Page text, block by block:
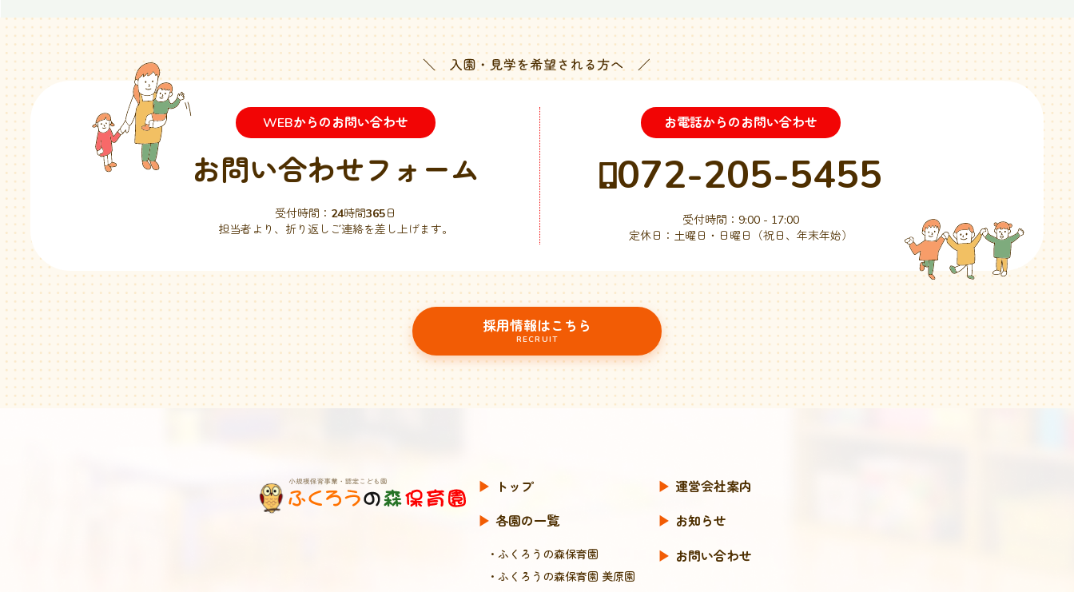
WEBからのお問い合わせ
お問い合わせフォーム
受付時間： 24時間365日
担当者より、折り返しご連絡を差し上げます。
お電話からのお問い合わせ
072-205-5455
受付時間：9:00 - 17:00
定休日：土曜日・日曜日（祝日、年末年始）
採用情報はこちら
RECRUIT
▶︎
トップ
▶︎ 各園の一覧
・ふくろうの森保育園
・ふくろうの森保育園 美原園
▶︎ 運営会社案内
▶︎ お知らせ
▶︎ お問い合わせ